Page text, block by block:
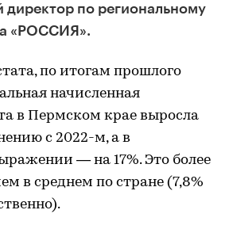
по региональному
«РОССИЯ».
по итогам прошлого
начисленная
в Пермском крае выросла
с 2022-м, а в
— на 17%. Это более
в среднем по стране (7,8%